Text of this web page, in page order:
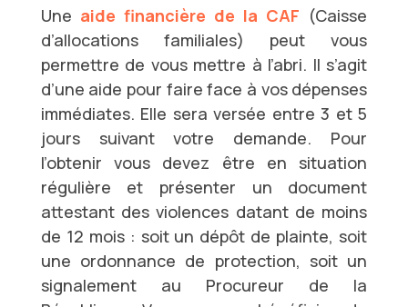
Une aide financière de la CAF (Caisse
d’allocations familiales) peut vous
permettre de vous mettre à l’abri. Il s’agit
d’une aide pour faire face à vos dépenses
immédiates. Elle sera versée entre 3 et 5
jours suivant votre demande. Pour
l’obtenir vous devez être en situation
régulière et présenter un document
attestant des violences datant de moins
de 12 mois : soit un dépôt de plainte, soit
une ordonnance de protection, soit un
signalement au Procureur de la